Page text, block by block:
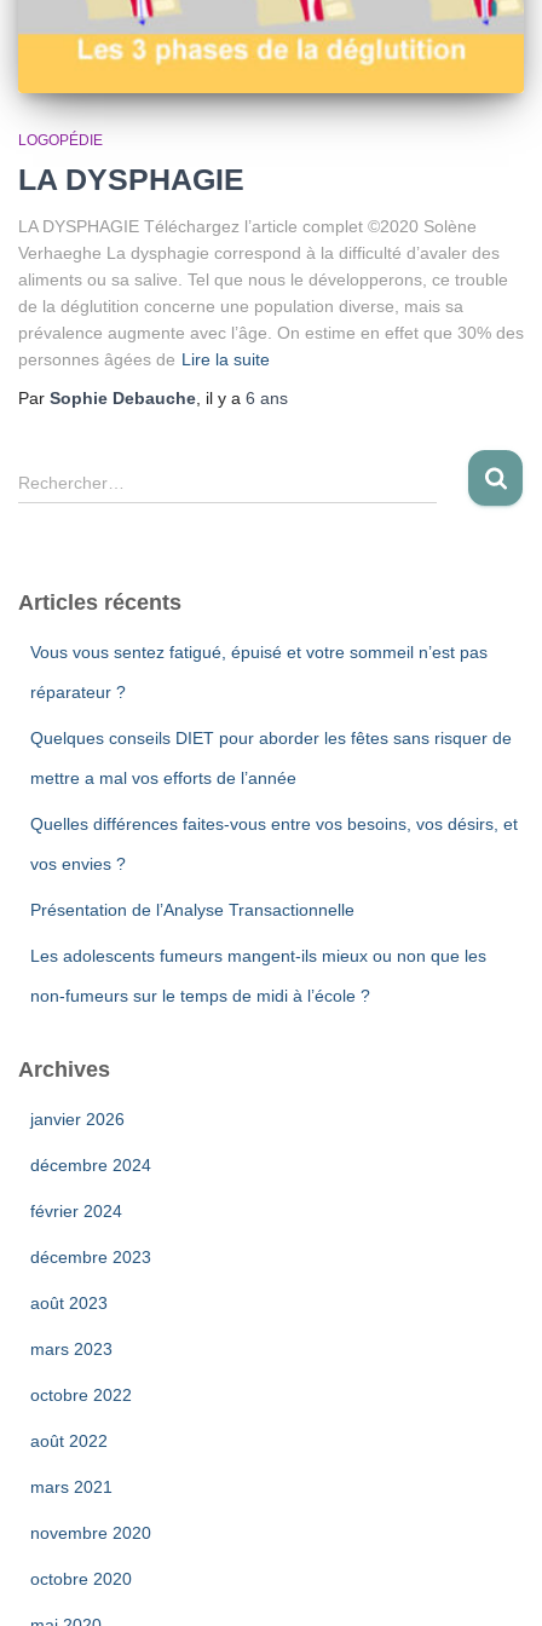
LOGOPÉDIE
LA DYSPHAGIE
LA DYSPHAGIE Téléchargez l’article complet ©2020 Solène
Verhaeghe La dysphagie correspond à la difficulté d’avaler des
aliments ou sa salive. Tel que nous le développerons, ce trouble
de la déglutition concerne une population diverse, mais sa
prévalence augmente avec l’âge. On estime en effet que 30% des
personnes âgées de Lire la suite
Par Sophie Debauche , il y a 6 ans
R
e
r
Rechercher…
Articles récents
Vous vous sentez fatigué, épuisé et votre sommeil n’est pas
réparateur ?
Quelques conseils DIET pour aborder les fêtes sans risquer de
mettre a mal vos efforts de l’année
Quelles différences faites-vous entre vos besoins, vos désirs, et
vos envies ?
Présentation de l’Analyse Transactionnelle
Les adolescents fumeurs mangent-ils mieux ou non que les
non-fumeurs sur le temps de midi à l’école ?
Archives
janvier 2026
décembre 2024
février 2024
décembre 2023
août 2023
mars 2023
octobre 2022
août 2022
mars 2021
novembre 2020
octobre 2020